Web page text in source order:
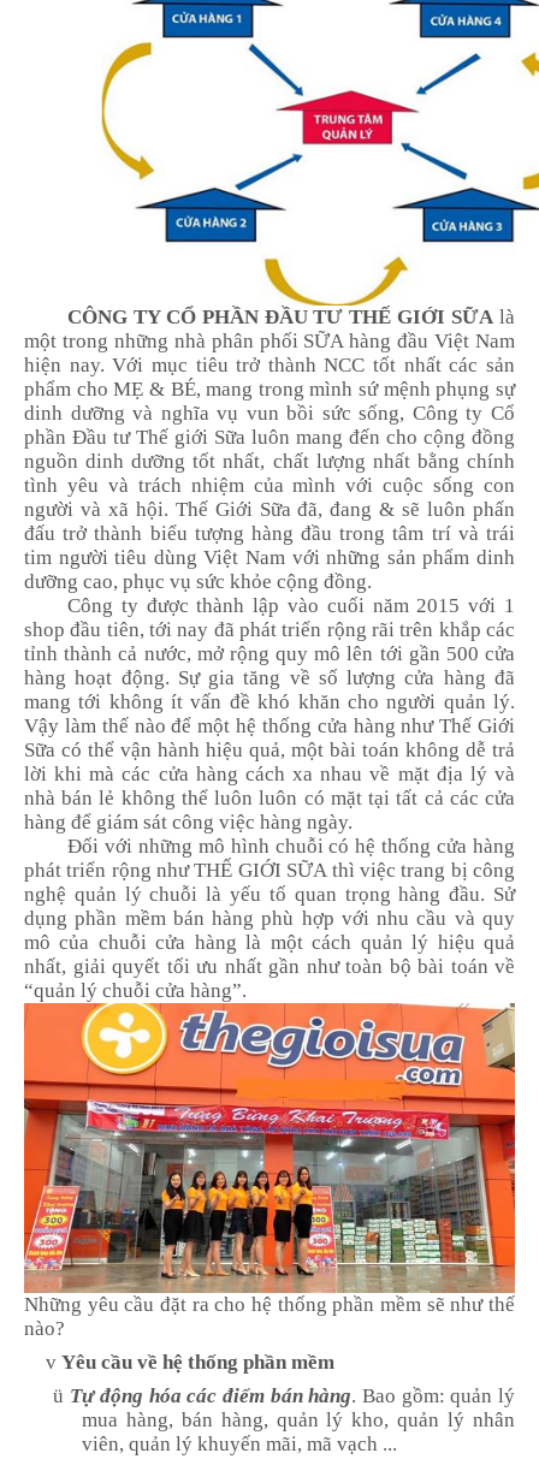
CÔNG TY CỔ PHẦN ĐẦU TƯ THẾ GIỚI SỮA là
một trong những nhà phân phối SỮA hàng đầu Việt Nam
hiện nay. Với mục tiêu trở thành NCC tốt nhất các sản
phẩm cho MẸ & BÉ, mang trong mình sứ mệnh phụng sự
dinh dưỡng và nghĩa vụ vun bồi sức sống, Công ty Cổ
phần Đầu tư Thế giới Sữa luôn mang đến cho cộng đồng
nguồn dinh dưỡng tốt nhất, chất lượng nhất bằng chính
tình yêu và trách nhiệm của mình với cuộc sống con
người và xã hội. Thế Giới Sữa đã, đang & sẽ luôn phấn
đấu trở thành biểu tượng hàng đầu trong tâm trí và trái
tim người tiêu dùng Việt Nam với những sản phẩm dinh
dưỡng cao, phục vụ sức khỏe cộng đồng.
Công ty được thành lập vào cuối năm 2015 với 1
shop đầu tiên, tới nay đã phát triển rộng rãi trên khắp các
tỉnh thành cả nước, mở rộng quy mô lên tới gần 500 cửa
hàng hoạt động. Sự gia tăng về số lượng cửa hàng đã
mang tới không ít vấn đề khó khăn cho người quản lý.
Vậy làm thế nào để một hệ thống cửa hàng như Thế Giới
Sữa có thể vận hành hiệu quả, một bài toán không dễ trả
lời khi mà các cửa hàng cách xa nhau về mặt địa lý và
nhà bán lẻ không thể luôn luôn có mặt tại tất cả các cửa
hàng để giám sát công việc hàng ngày.
Đối với những mô hình chuỗi có hệ thống cửa hàng
phát triển rộng nhưTHẾ GIỚI SỮAthì việc trang bị công
nghệ quản lý chuỗi là yếu tố quan trọng hàng đầu. Sử
dụng phần mềm bán hàng phù hợp với nhu cầu và quy
mô của chuỗi cửa hàng là một cách quản lý hiệu quả
nhất, giải quyết tối ưu nhất gần như toàn bộ bài toán về
“quản lý chuỗi cửa hàng”.
Những yêu cầu đặt ra cho hệ thống phần mềm sẽ như thế
nào?
v Yêu cầu về hệ thống phần mềm
ü Tự động hóa các điểm bán hàng. Bao gồm: quản lý
mua hàng, bán hàng, quản lý kho, quản lý nhân
viên, quản lý khuyến mãi, mã vạch ...